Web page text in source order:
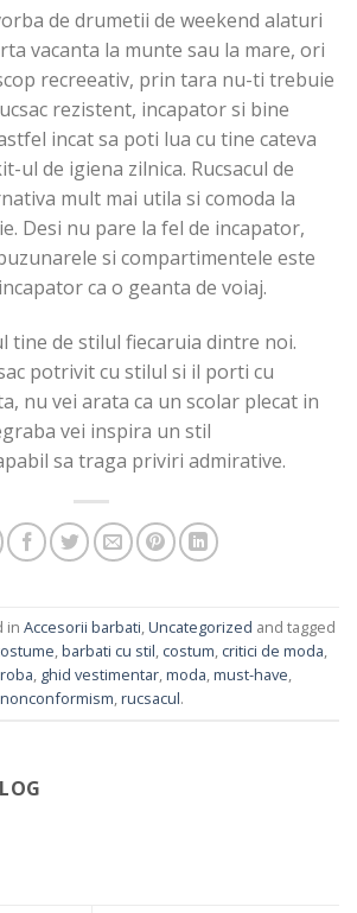
de drumetii de weekend alaturi
vacanta la munte sau la mare, ori
recreeativ, prin tara nu-ti trebuie
rezistent, incapator si bine
incat sa poti lua cu tine cateva
ul de igiena zilnica. Rucsacul de
mult mai utila si comoda la
Desi nu pare la fel de incapator,
si compartimentele este
ca o geanta de voiaj.
tine de stilul fiecaruia dintre noi.
potrivit cu stilul si il porti cu
nu vei arata ca un scolar plecat in
vei inspira un stil
sa traga priviri admirative.
in Accesorii barbati,Uncategorized and tagged
,barbati cu stil, costum, critici de moda,
, ghid vestimentar,moda,must-have,
nonconformism,rucsacul.